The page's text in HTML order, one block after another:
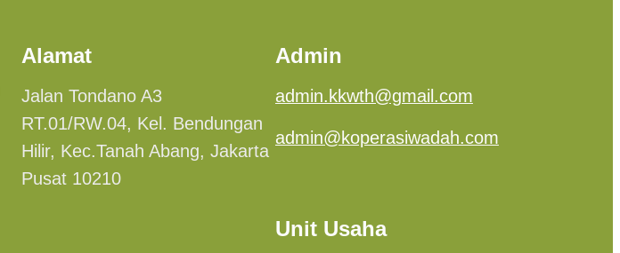
Alamat
Jalan Tondano A3
RT.01/RW.04, Kel. Bendungan
Hilir, Kec.Tanah Abang, Jakarta
Pusat 10210
Admin
admin.kkwth@gmail.com
admin@koperasiwadah.com
Unit Usaha